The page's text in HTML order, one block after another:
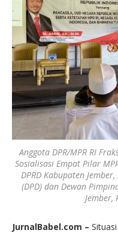
Anggota DPR/MPR RI
Sosialisasi Empat Pilar
DPRD Kabupaten
(DPD) dan Dewan
Jember,
JurnalBabel.com –